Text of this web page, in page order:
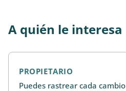
A quién le interesa
PROPIETARIO
Puedes rastrear cada